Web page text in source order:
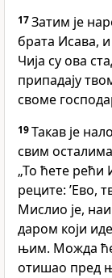
17Затим је
брата Исава,
Чија су ова
припадају
своме
19Такав је
свим
„То ћете рећи
реците: ’Ево,
Мислио је,
даром који
њим. Можда
отишао пред